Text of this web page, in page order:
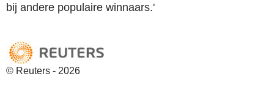
bij andere populaire winnaars.'
© Reuters - 2026